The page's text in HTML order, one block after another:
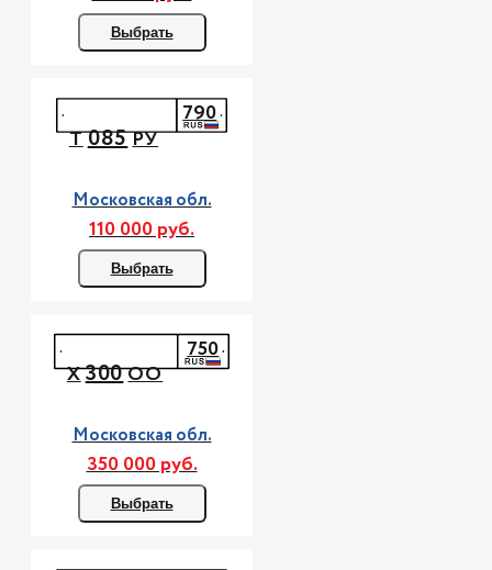
Выбрать
Т085РУ
790
Московская обл.
110 000 руб.
Выбрать
Х300ОО
750
Московская обл.
350 000 руб.
Выбрать